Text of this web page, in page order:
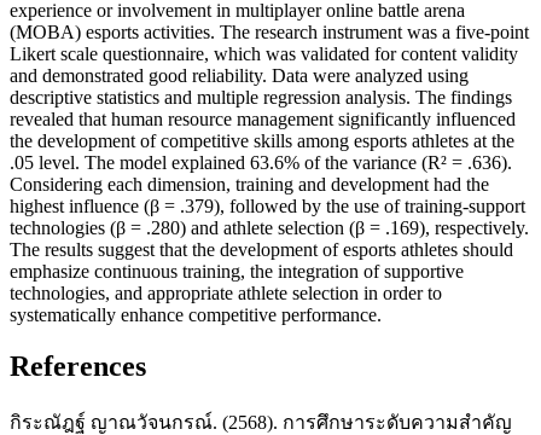
experience or involvement in multiplayer online battle arena
(MOBA) esports activities. The research instrument was a five-point
Likert scale questionnaire, which was validated for content validity
and demonstrated good reliability. Data were analyzed using
descriptive statistics and multiple regression analysis. The findings
revealed that human resource management significantly influenced
the development of competitive skills among esports athletes at the
.05 level. The model explained 63.6% of the variance (R² = .636).
Considering each dimension, training and development had the
highest influence (β = .379), followed by the use of training-support
technologies (β = .280) and athlete selection (β = .169), respectively.
The results suggest that the development of esports athletes should
emphasize continuous training, the integration of supportive
technologies, and appropriate athlete selection in order to
systematically enhance competitive performance.
References
กิระณัฎฐ์ ญาณวัจนกรณ์. (2568). การศึกษาระดับความสำคัญ